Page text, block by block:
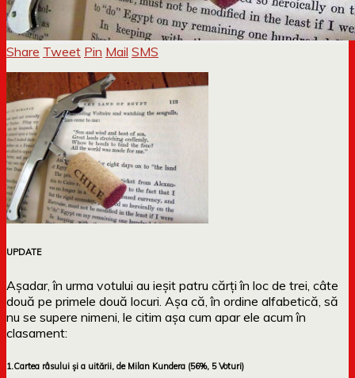
Share Tweet Pin Mail SMS
UPDATE
Așadar, în urma votului au ieșit patru cărți în loc de trei, câte
două pe primele două locuri. Așa că, în ordine alfabetică, să
nu se supere nimeni, le citim așa cum apar ele acum în
clasament:
1.Cartea râsului și a uitării, de Milan Kundera (56%, 5 Voturi)